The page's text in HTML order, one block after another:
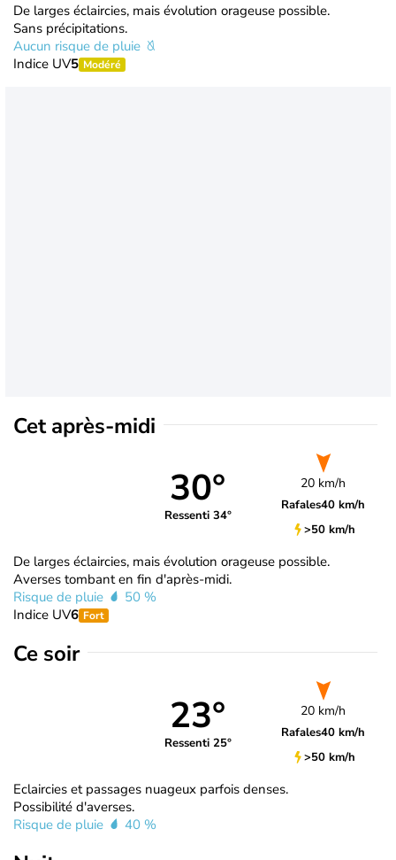
De larges éclaircies, mais évolution orageuse possible.
Sans précipitations.
Aucun risque de pluie
Indice UV5 Modéré
Cet après-midi
30°
Ressenti 34°
20 km/h
Rafales40 km/h
>50 km/h
De larges éclaircies, mais évolution orageuse possible.
Averses tombant en fin d'après-midi.
Risque de pluie
50 %
Indice UV6 Fort
Ce soir
23°
Ressenti 25°
20 km/h
Rafales40 km/h
>50 km/h
Eclaircies et passages nuageux parfois denses.
Possibilité d'averses.
Risque de pluie
40 %